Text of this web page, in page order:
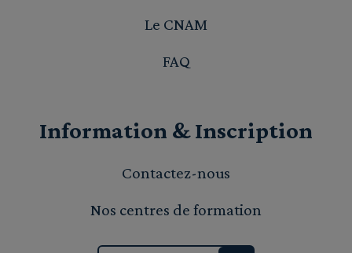
Le CNAM
FAQ
Information & Inscription
Contactez-nous
Nos centres de formation